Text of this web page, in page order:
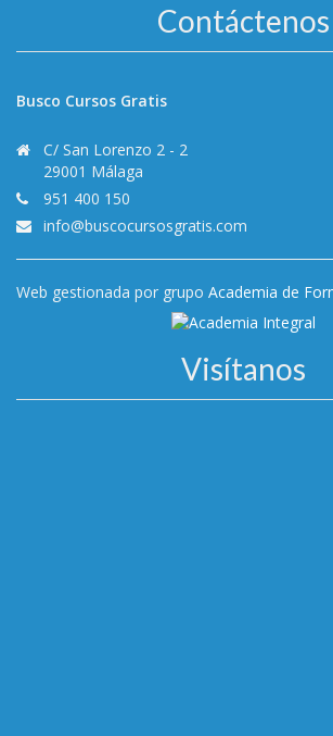
Contáctenos
Busco Cursos Gratis
C/ San Lorenzo 2 - 2
29001 Málaga
951 400 150
info@buscocursosgratis.com
Web gestionada por grupo Academia de
Visítanos